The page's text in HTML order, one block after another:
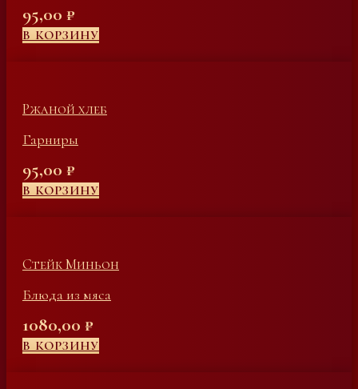
95,00 ₽
В КОРЗИНУ
Ржаной хлеб
Гарниры
95,00 ₽
В КОРЗИНУ
Стейк Миньон
Блюда из мяса
1080,00 ₽
В КОРЗИНУ